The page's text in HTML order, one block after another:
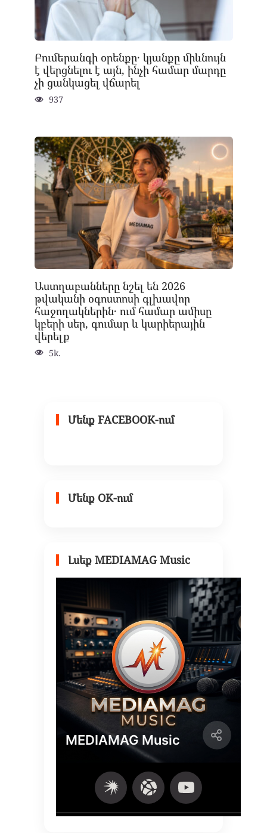
Բումերանգի օրենքը․ կյանքը միևնույն
է վերցնելու է այն, ինչի համար մարդը
չի ցանկացել վճարել
937
Աստղաբանները նշել են 2026
թվականի օգոստոսի գլխավոր
հաջողակներին․ ում համար ամիսը
կբերի սեր, գումար և կարիերային
վերելք
5k.
Մենք FACEBOOK-ում
Մենք OK-ում
Լսեք MEDIAMAG Music